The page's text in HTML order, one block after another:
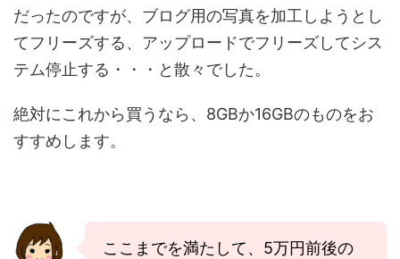
だったのですが、ブログ用の写真を加工しようとし
てフリーズする、アップロードでフリーズしてシス
テム停止する・・・と散々でした。
絶対にこれから買うなら、8GBか16GBのものをお
すすめします。
ここまでを満たして、5万円前後の